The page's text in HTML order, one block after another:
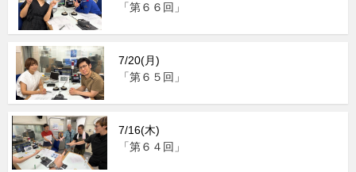
「第６６回」
7/20(月)
「第６５回」
7/16(木)
「第６４回」